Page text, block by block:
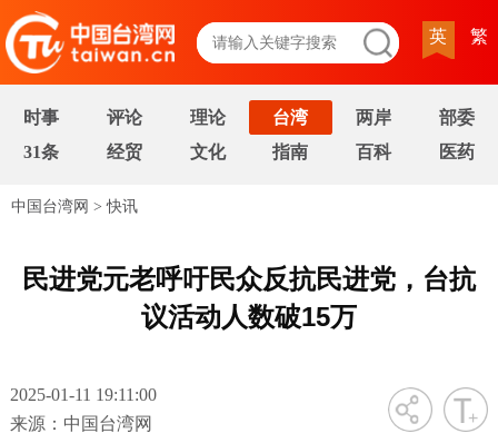
英 繁
时事 评论 理论 台湾 两岸
部委
31条
经贸 文化 指南 百科 医药
中国台湾网 >快讯
民进党元老呼吁民众反抗民进党，台抗
议活动人数破15万
2025-01-11 19:11:00
来源：中国台湾网
字号